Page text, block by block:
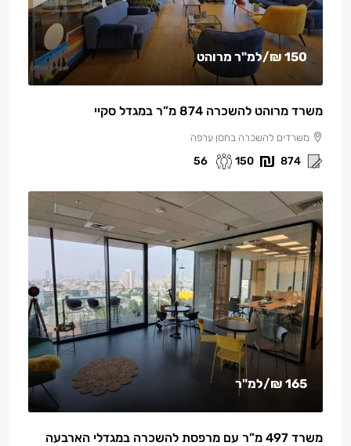
150 ₪ /למ"ר מרוהט
משרד מרוהט להשכרה 874 מ”ר במגדל סקיי
משרדים להשכרה בחסן ערפה
874
150
56
165 ₪ /למ"ר
משרד 497 מ”ר עם מרפסת להשכרה במגדלי הארבעה